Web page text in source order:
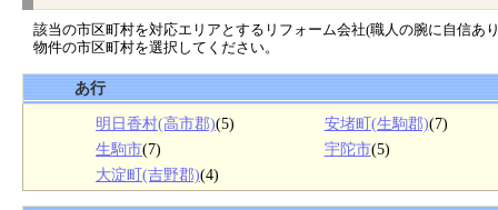
該当の市区町村を対応エリアとするリフォーム会社(職人の腕に自信あ
物件の市区町村を選択してください。
あ行
明日香村(高市郡)(5) 安堵町(生駒郡)(7)
生駒市(7) 宇陀市(5)
大淀町(吉野郡)(4)